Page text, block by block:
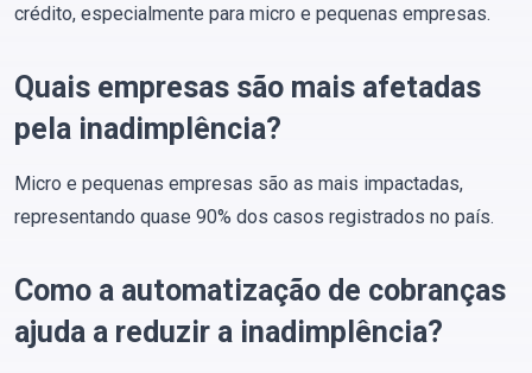
crédito, especialmente para micro e pequenas empresas.
Quais empresas são mais afetadas
pela inadimplência?
Micro e pequenas empresas são as mais impactadas,
representando quase 90% dos casos registrados no país.
Como a automatização de cobranças
ajuda a reduzir a inadimplência?